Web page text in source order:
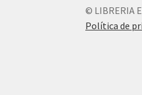
© LIBRERIA
Política de